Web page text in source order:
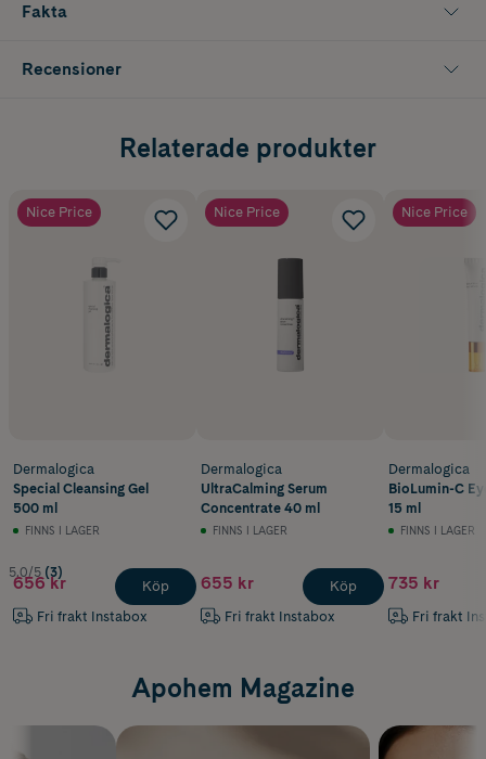
korrigerande med ålderstecken runt ögonen. En idealisk anti age-
Eftersom detta är en ögonkräm med retinol rekommenderas att
introducera den gradvis och alltid använda solskydd dagtid.
Reversal Eye Complex ögonkräm innehåller 15 ml.
Fakta
Recensioner
Relaterade produkter
Nice Price
Dermalogica
Special Cleansing Gel
500 ml
FINNS I LAGER
5.0/5 (3)
656 kr
Fri frakt Instabox
Köp
Nice Price
Dermalogica
UltraCalming Serum
Concentrate 40 ml
FINNS I LAGER
655 kr
Fri frakt Instabox
Köp
Nice Price
Dermalogica
BioLumin-C
15 ml
FINNS I LAGER
735 kr
Fri frakt
Apohem Magazine